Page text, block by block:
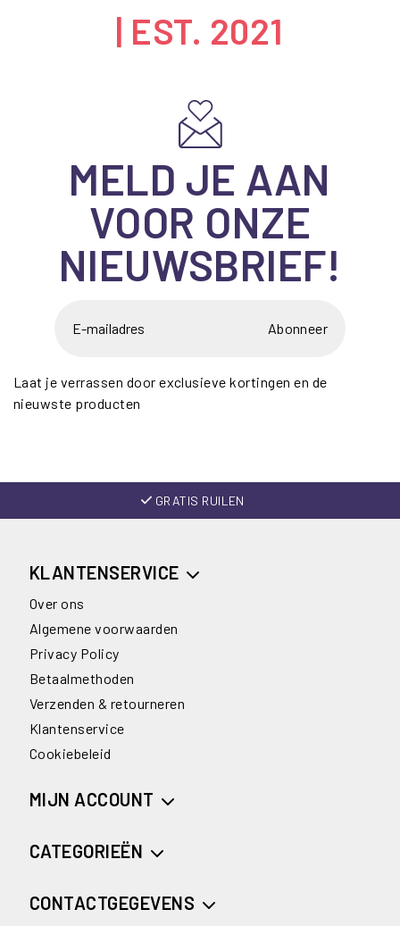
| EST. 2021
MELD JE AAN
VOOR ONZE
NIEUWSBRIEF!
Abonneer
Laat je verrassen door exclusieve kortingen en de
nieuwste producten
GRATIS RUILEN
KLANTENSERVICE
Over ons
Algemene voorwaarden
Privacy Policy
Betaalmethoden
Verzenden & retourneren
Klantenservice
Cookiebeleid
MIJN ACCOUNT
CATEGORIEËN
CONTACTGEGEVENS